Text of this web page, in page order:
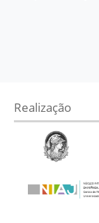
Realização